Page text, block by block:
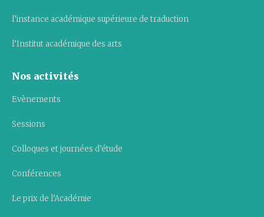
l’instance académique supérieure de traduction
l’Institut académique des arts
Nos activités
Evènements
Sessions
Colloques et journées d’étude
Conférences
Le prix de l’Académie